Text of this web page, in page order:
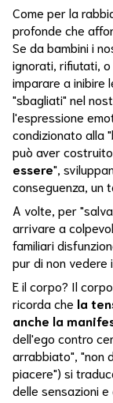
Come per la
profonde che
Se da bambini i
ignorati, rifiutati,
imparare a inibire
"sbagliati" nel
l'espressione
condizionato alla
può aver
essere",
conseguenza, un
A volte, per
arrivare a
familiari
pur di non vedere
E il corpo? Il
ricorda che la
anche la
dell'ego contro
arrabbiato", "non
piacere") si
delle sensazioni e
Daskalos
Destino
Dinamiche
Familiari
Dormire
Dormirebene
Emozioni
Emozioni
Bloccate
Emozioni E
Digestione
Energia
Vitale
Equilibrio
Psicofisico